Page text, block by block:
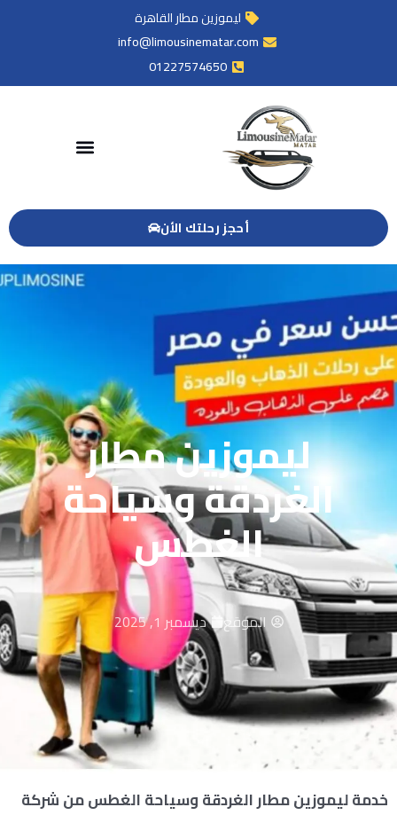
ليموزين مطار القاهرة
info@limousinematar.com
01227574650
أحجز رحلتك الأن
ليموزين مطار
الغردقة وسياحة
الغطس
الموقع ديسمبر 1, 2025
خدمة ليموزين مطار الغردقة وسياحة الغطس من شركة